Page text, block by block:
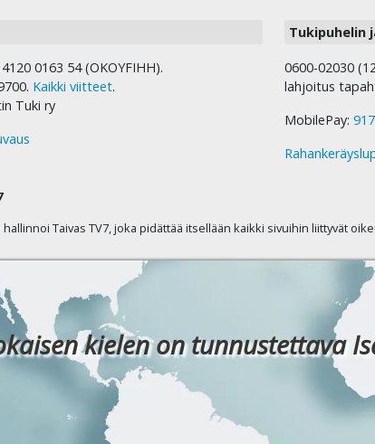
0163 54 (OKOYFIHH).
Kaikki viitteet.
Tuki ry
Tukipuhelin
0600-02030
lahjoitus
MobilePay:
hallinnoi Taivas TV7, joka pidättää itsellään kaikki sivuihin liittyvät
kielen on tunnustettava